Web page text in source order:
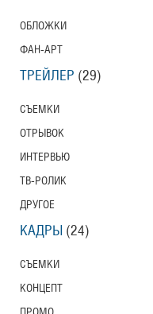
ОБЛОЖКИ
ФАН-АРТ
ТРЕЙЛЕР (29)
СЪЕМКИ
ОТРЫВОК
ИНТЕРВЬЮ
ТВ-РОЛИК
ДРУГОЕ
КАДРЫ (24)
СЪЕМКИ
КОНЦЕПТ